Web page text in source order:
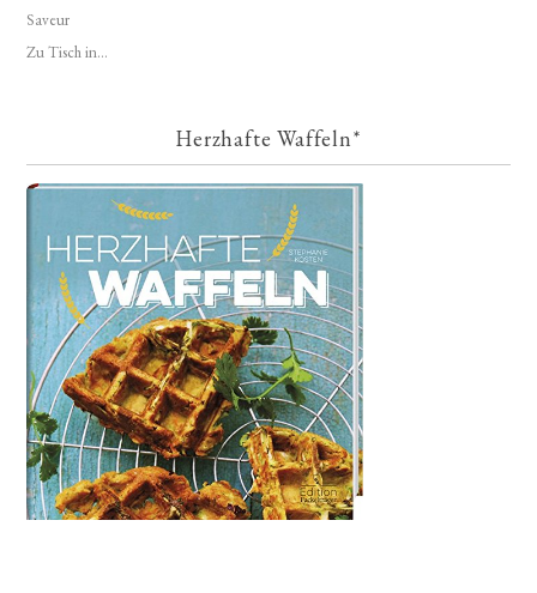
Saveur
Zu Tisch in...
Herzhafte Waffeln*